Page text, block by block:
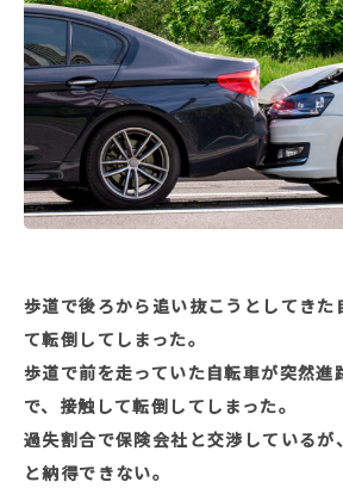
歩道で後ろから追い抜こうとしてきた
て転倒してしまった。
歩道で前を走っていた自転車が突然進
で、接触して転倒してしまった。
過失割合で保険会社と交渉しているが
と納得できない。